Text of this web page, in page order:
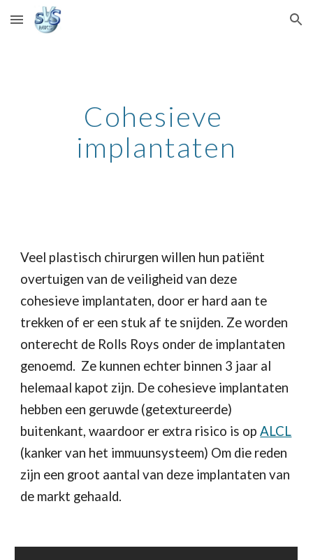
Skip to main content Skip to navigation
Cohesieve
implantaten
Veel plastisch chirurgen willen hun patiënt
overtuigen van de veiligheid van deze
cohesieve implantaten, door er hard aan te
trekken of er een stuk af te snijden. Ze worden
onterecht de Rolls Roys onder de implantaten
genoemd. Ze kunnen echter binnen 3 jaar al
helemaal kapot zijn. De cohesieve implantaten
hebben een geruwde (getextureerde)
buitenkant, waardoor er extra risico is op ALCL
(kanker van het immuunsysteem) Om die reden
zijn een groot aantal van deze implantaten van
de markt gehaald.